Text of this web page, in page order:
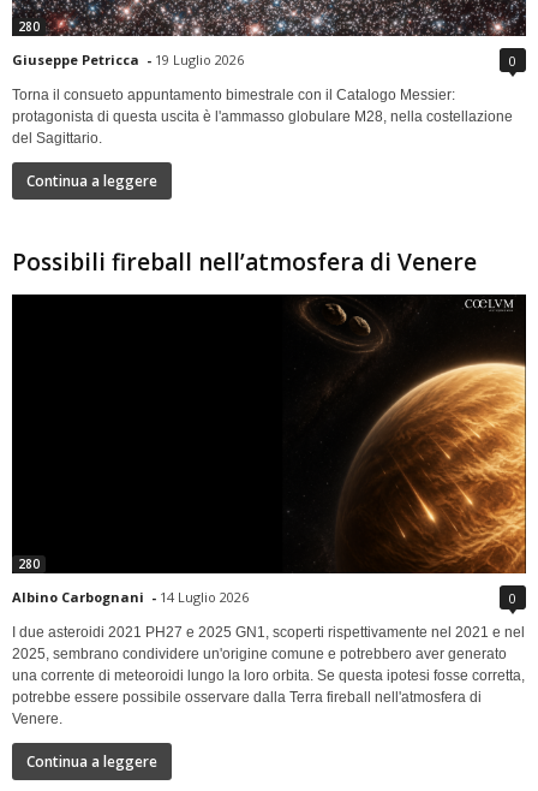
280
Giuseppe Petricca - 19 Luglio 2026 0
Torna il consueto appuntamento bimestrale con il Catalogo Messier:
protagonista di questa uscita è l'ammasso globulare M28, nella costellazione
del Sagittario.
Continua a leggere
Possibili fireball nell’atmosfera di Venere
280
Albino Carbognani - 14 Luglio 2026 0
I due asteroidi 2021 PH27 e 2025 GN1, scoperti rispettivamente nel 2021 e nel
2025, sembrano condividere un'origine comune e potrebbero aver generato
una corrente di meteoroidi lungo la loro orbita. Se questa ipotesi fosse corretta,
potrebbe essere possibile osservare dalla Terra fireball nell'atmosfera di
Venere.
Continua a leggere